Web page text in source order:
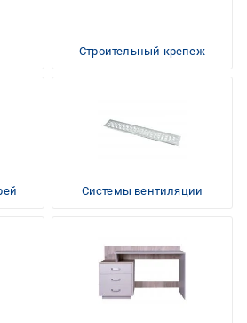
Строительный крепеж
Системы вентиляции